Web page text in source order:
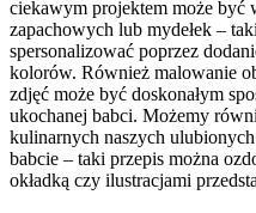
ciekawym projektem może być
zapachowych lub mydełek –
spersonalizować poprzez
kolorów. Również malowanie
zdjęć może być doskonałym
ukochanej babci. Możemy
kulinarnych naszych
babcie – taki przepis można
okładką czy ilustracjami